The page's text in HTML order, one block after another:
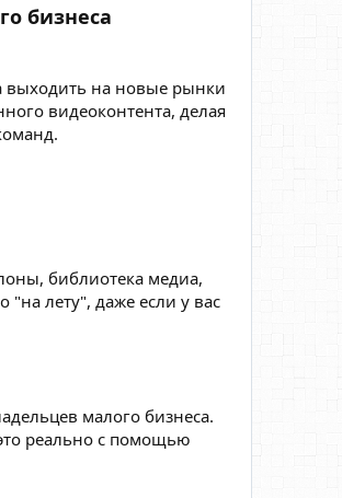
бизнеса
выходить на новые рынки
видеоконтента, делая
библиотека медиа,
"на лету", даже если у вас
малого бизнеса.
реально с помощью